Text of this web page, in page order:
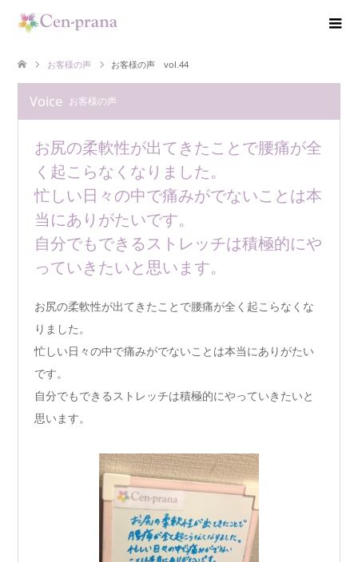
お客様の声 お客様の声 vol.44
Voice お客様の声
お尻の柔軟性が出てきたことで腰痛が全
く起こらなくなりました。
忙しい日々の中で痛みがでないことは本
当にありがたいです。
自分でもできるストレッチは積極的にや
っていきたいと思います。
お尻の柔軟性が出てきたことで腰痛が全く起こらなくな
りました。
忙しい日々の中で痛みがでないことは本当にありがたい
です。
自分でもできるストレッチは積極的にやっていきたいと
思います。